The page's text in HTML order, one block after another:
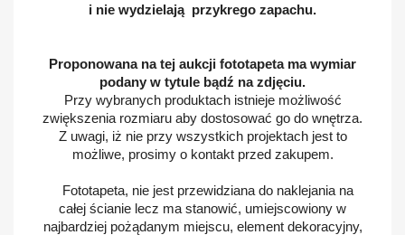
i nie wydzielają przykrego zapachu.
Proponowana na tej aukcji fototapeta ma wymiar
podany w tytule bądź na zdjęciu.
Przy wybranych produktach istnieje możliwość
zwiększenia rozmiaru aby dostosować go do wnętrza.
Z uwagi, iż nie przy wszystkich projektach jest to
możliwe, prosimy o kontakt przed zakupem.
Fototapeta, nie jest przewidziana do naklejania na
całej ścianie lecz ma stanowić, umiejscowiony w
najbardziej pożądanym miejscu, element dekoracyjny,